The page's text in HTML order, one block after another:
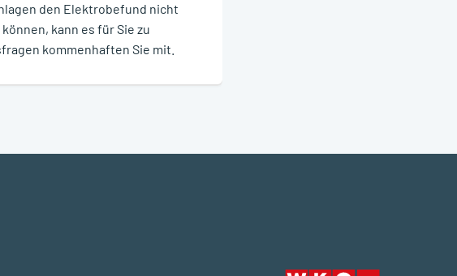
den Elektrobefund nicht
kann es für Sie zu
kommenhaften Sie mit.